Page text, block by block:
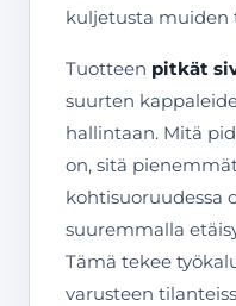
kuljetusta muiden
Tuotteen pitkät
suurten
hallintaan. Mitä
on, sitä
kohtisuoruudessa
suuremmalla
Tämä tekee
varusteen